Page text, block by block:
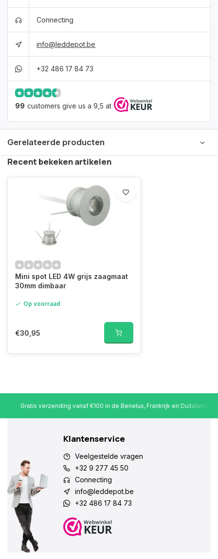
Connecting
info@leddepot.be
+32 486 17 84 73
99 customers give us a 9,5 at
Gerelateerde producten
Recent bekeken artikelen
Mini spot LED 4W grijs zaagmaat
30mm dimbaar
Op voorraad
€30,95
Gratis verzending vanaf €100 in de Benelux, Frankrijk en Duitsland
Klantenservice
Veelgestelde vragen
+32 9 277 45 50
Connecting
info@leddepot.be
+32 486 17 84 73